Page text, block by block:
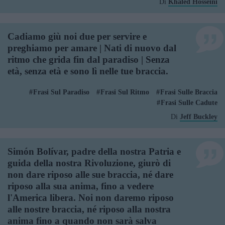
Di Khaled Hosseini
Cadiamo giù noi due per servire e
preghiamo per amare | Nati di nuovo dal
ritmo che grida fin dal paradiso | Senza
età, senza età e sono lì nelle tue braccia.
Frasi Sul Paradiso Frasi Sul Ritmo
Frasi Sulle Braccia
Frasi Sulle Cadute
Di Jeff Buckley
Simón Bolívar, padre della nostra Patria e
guida della nostra Rivoluzione, giurò di
non dare riposo alle sue braccia, né dare
riposo alla sua anima, fino a vedere
l'America libera. Noi non daremo riposo
alle nostre braccia, né riposo alla nostra
anima fino a quando non sarà salva